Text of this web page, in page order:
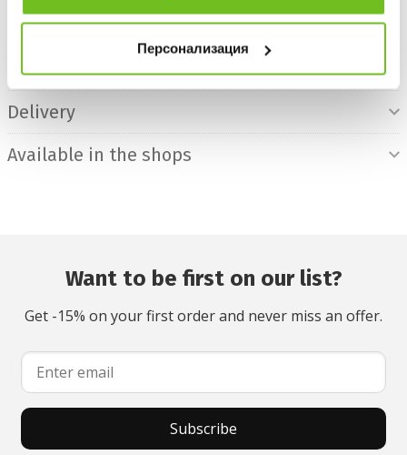
Персонализация
Product Information
For the item
Delivery
Available in the shops
Want to be first on our list?
Get -15% on your first order and never miss an offer.
Subscribe